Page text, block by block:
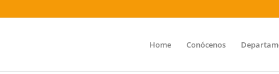
Home Conócenos